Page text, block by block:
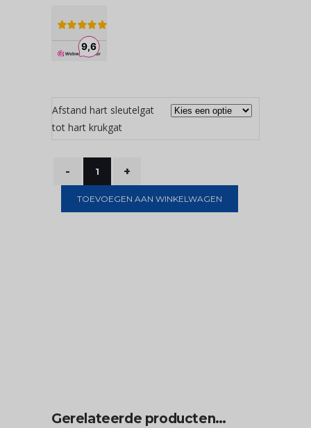
Afstand hart sleutelgat
tot hart krukgat
TOEVOEGEN AAN WINKELWAGEN
Gerelateerde producten…